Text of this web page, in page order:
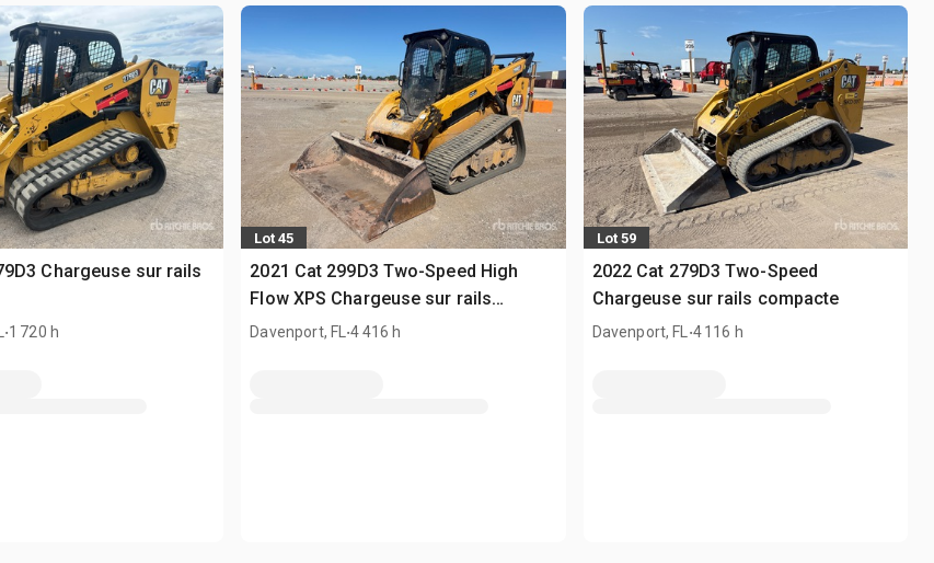
Chargeuse sur rails
.1 720 h
Lot 45
2021 Cat 299D3 Two-Speed High
Flow XPS Chargeuse sur rails
compacte
Davenport, FL.4 416 h
Lot 59
2022 Cat 279D3 Two-Speed
Chargeuse sur rails compacte
Davenport, FL.4 116 h